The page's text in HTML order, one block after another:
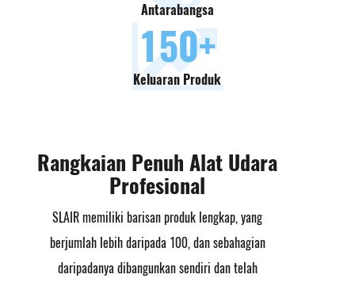
Antarabangsa
150+
Keluaran Produk
Rangkaian Penuh Alat Udara
Profesional
SLAIR memiliki barisan produk lengkap, yang
berjumlah lebih daripada 100, dan sebahagian
daripadanya dibangunkan sendiri dan telah